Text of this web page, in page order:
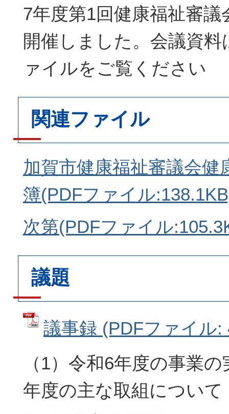
7年度第1回健康福祉審議
開催しました。会議資
ァイルをご覧ください
関連ファイル
加賀市健康福祉審議会健
簿(PDFファイル
次第(PDFファイル
議題
議事録 (PDFファイル:
（1）令和6年度の事業
年度の主な取組について